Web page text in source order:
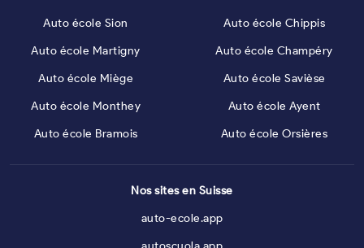
Auto école Sion
Auto école Martigny
Auto école Miège
Auto école Monthey
Auto école Bramois
Auto école Chippis
Auto école Champéry
Auto école Savièse
Auto école Ayent
Auto école Orsières
Nos sites en Suisse
auto-ecole.app